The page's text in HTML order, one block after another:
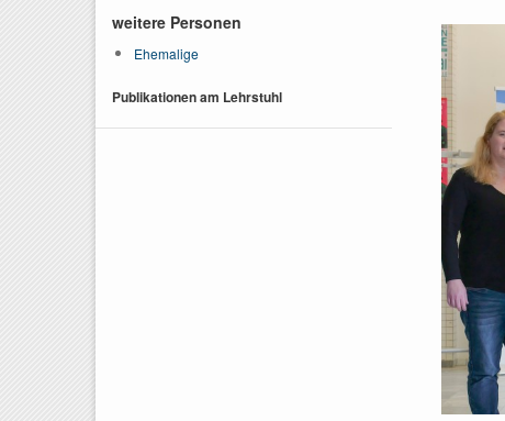
weitere Personen
Ehemalige
Publikationen am Lehrstuhl